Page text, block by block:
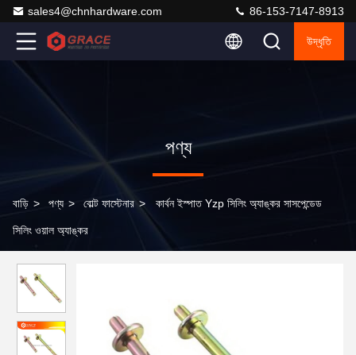
sales4@chnhardware.com 86-153-7147-8913
উদ্ধৃতি
পণ্য
বাড়ি > পণ্য > বোল্ট ফাস্টেনার > কার্বন ইস্পাত Yzp সিলিং অ্যাঙ্কর সাসপেন্ডেড
সিলিং ওয়াল অ্যাঙ্কর